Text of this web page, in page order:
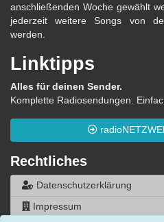
anschließenden Woche gewählt
jederzeit weitere Songs von
werden.
Linktipps
Alles für deinen Sender.
Komplette Radiosendungen.
Rechtliches
Datenschutzerklärung
Impressum